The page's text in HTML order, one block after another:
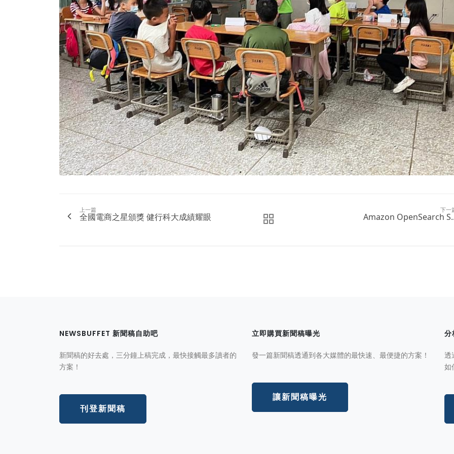
上一篇
全國電商之星頒獎 健行科大成績耀眼
下一
Amazon OpenSearch
NEWSBUFFET 新聞稿自助吧
新聞稿的好去處，三分鐘上稿完成，最快接觸最多讀者的
方案！
刊登新聞稿
立即購買新聞稿曝光
發一篇新聞稿透通到各大媒體的最快速、最便捷的方案！
讓新聞稿曝光
分
透
如